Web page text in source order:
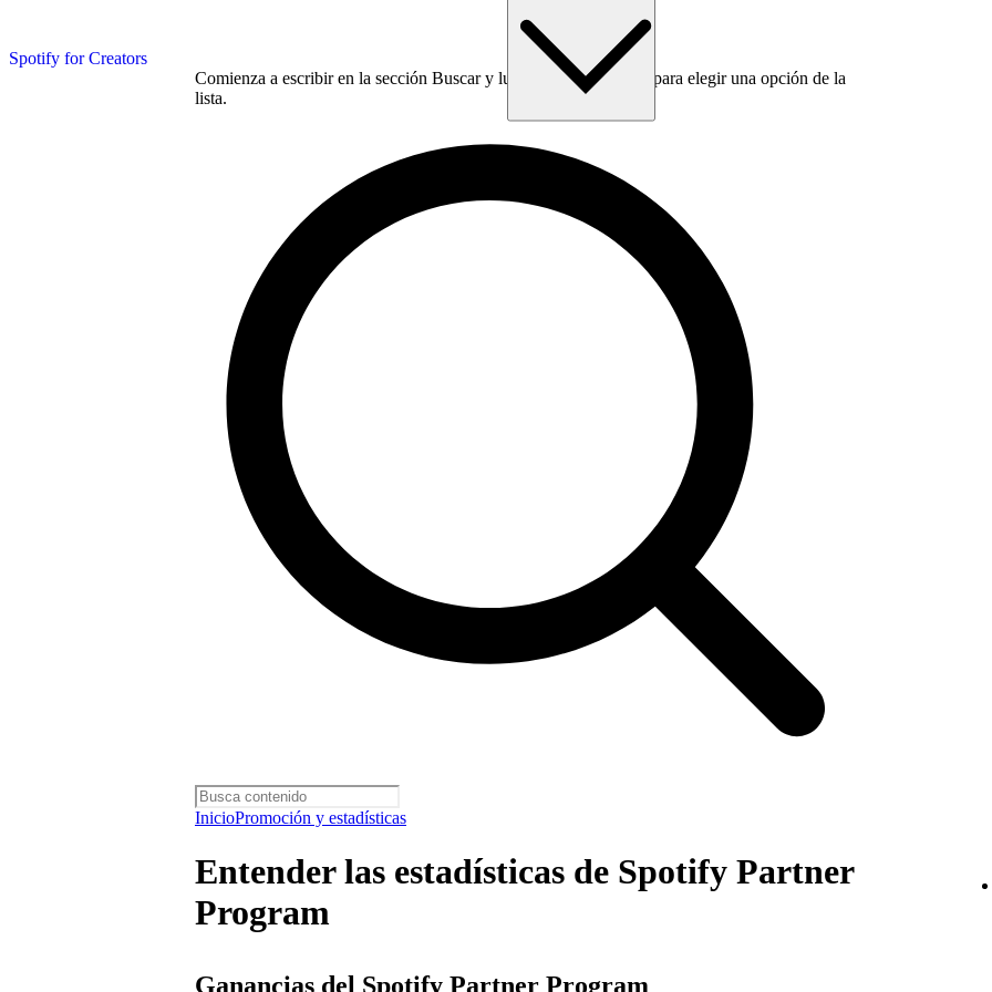
Spotify for Creators
Comienza a escribir en la sección Buscar y luego usa la tecla Tab para elegir una opción de la
lista.
InicioPromoción y estadísticas
Entender las estadísticas de Spotify Partner
Program
Ganancias del Spotify Partner Program